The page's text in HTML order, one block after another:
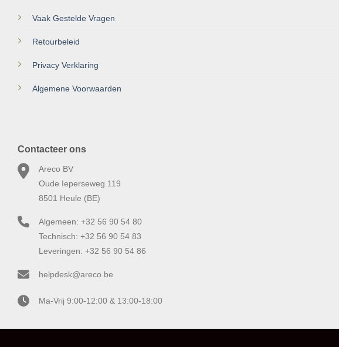
Vaak Gestelde Vragen
Retourbeleid
Privacy Verklaring
Algemene Voorwaarden
Contacteer ons
Areco BV
Oude Ieperseweg 119
8501 Heule (BE)
Algemeen: +32 56 90 54 80
Technisch: +32 56 90 54 83
Leveringen: +32 56 90 54 86
helpdesk@areco.be
Ma-Vrij 9:00-12:00 & 13:00-18:00